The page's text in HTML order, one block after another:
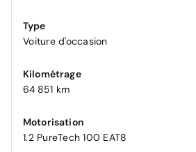
Type
Voiture d'occasion
Kilométrage
64 851 km
Motorisation
1.2 PureTech 100 EAT8